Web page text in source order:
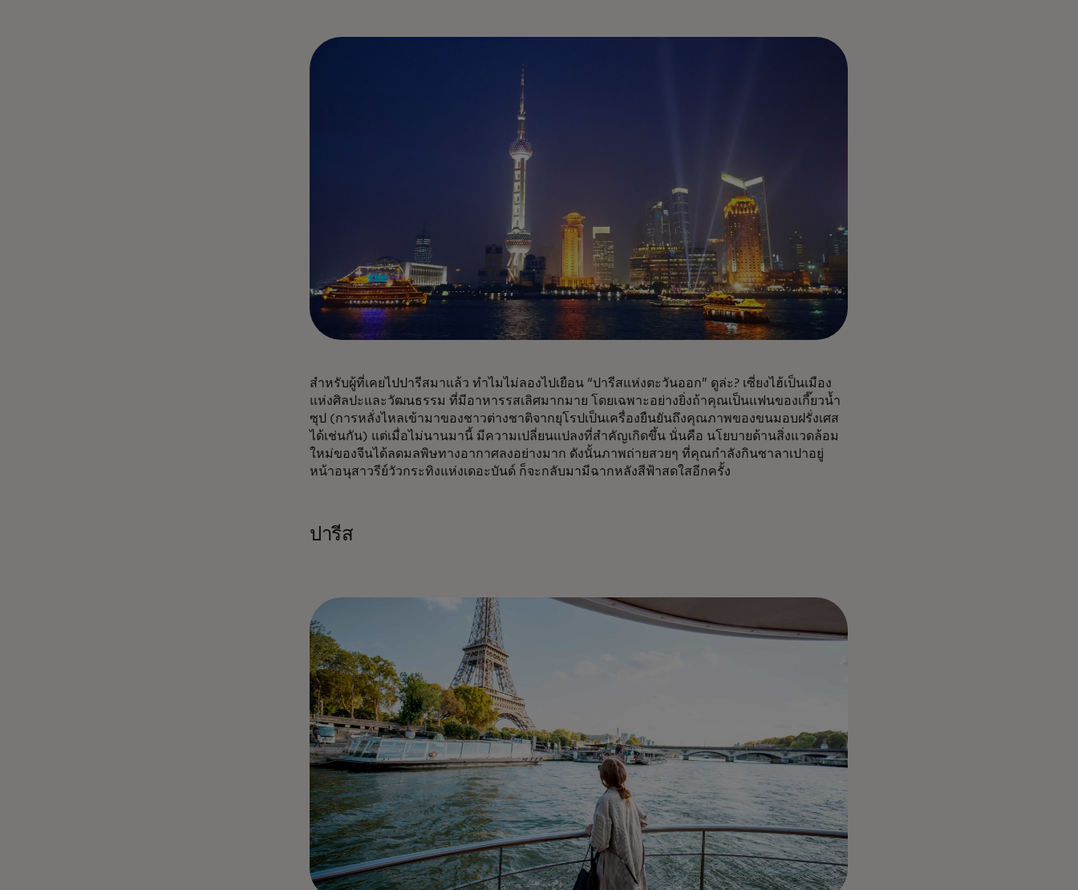
สำหรับผู้ที่เคยไปปารีสมาแล้ว ทำไมไม่ลองไปเยือน “ปารีสแห่งตะวันออก” ดูล่ะ? เซี่ยงไฮ้เป็นเมือง
แห่งศิลปะและวัฒนธรรม ที่มีอาหารรสเลิศมากมาย โดยเฉพาะอย่างยิ่งถ้าคุณเป็นแฟนของเกี๊ยวน้ำ
ซุป (การหลั่งไหลเข้ามาของชาวต่างชาติจากยุโรปเป็นเครื่องยืนยันถึงคุณภาพของขนมอบฝรั่งเศส
ได้เช่นกัน) แต่เมื่อไม่นานมานี้ มีความเปลี่ยนแปลงที่สำคัญเกิดขึ้น นั่นคือ นโยบายด้านสิ่งแวดล้อม
ใหม่ของจีนได้ลดมลพิษทางอากาศลงอย่างมาก ดังนั้นภาพถ่ายสวยๆ ที่คุณกำลังกินซาลาเปาอยู่
หน้าอนุสาวรีย์วัวกระทิงแห่งเดอะบันด์ ก็จะกลับมามีฉากหลังสีฟ้าสดใสอีกครั้ง
ปารีส